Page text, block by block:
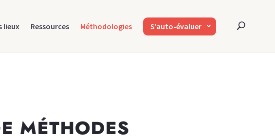
lieux Ressources Méthodologies S’auto-évaluer
MÉTHODES